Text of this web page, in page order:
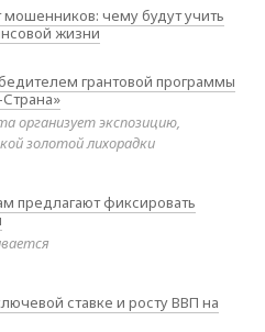
чему будут учить
жизни
грантовой программы
организует экспозицию,
золотой лихорадки
предлагают фиксировать
ставке и росту ВВП на